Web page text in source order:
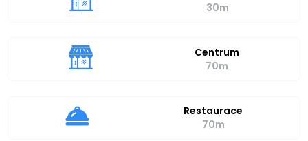
30m
Centrum
70m
Restaurace
70m